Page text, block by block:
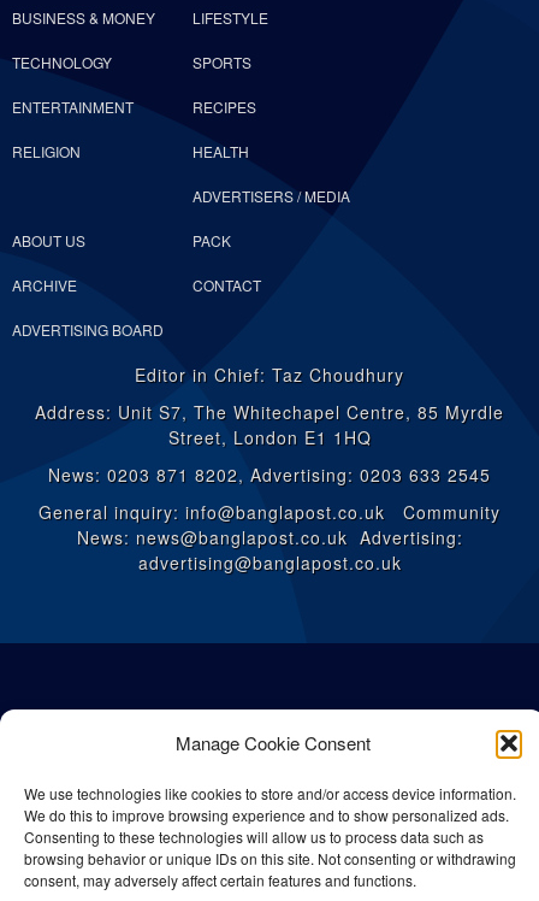
Manage Cookie Consent
We use technologies like cookies to store and/or access device information.
We do this to improve browsing experience and to show personalized ads.
Consenting to these technologies will allow us to process data such as
browsing behavior or unique IDs on this site. Not consenting or withdrawing
consent, may adversely affect certain features and functions.
BUSINESS & MONEY LIFESTYLE
TECHNOLOGY SPORTS
ENTERTAINMENT RECIPES
RELIGION HEALTH
ABOUT US
ADVERTISERS / MEDIA
PACK
ARCHIVE CONTACT
ADVERTISING BOARD
Editor in Chief: Taz Choudhury
Address: Unit S7, The Whitechapel Centre, 85 Myrdle
Street, London E1 1HQ
News: 0203 871 8202, Advertising: 0203 633 2545
General inquiry: info@banglapost.co.uk Community
News: news@banglapost.co.uk Advertising:
advertising@banglapost.co.uk